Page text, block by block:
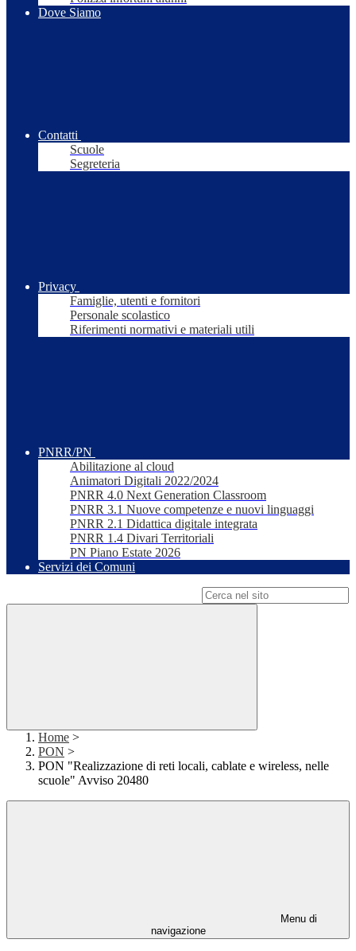
Dove Siamo
Contatti
Scuole
Segreteria
Privacy
Famiglie, utenti e fornitori
Personale scolastico
Riferimenti normativi e materiali utili
PNRR/PN
Abilitazione al cloud
Animatori Digitali 2022/2024
PNRR 4.0 Next Generation Classroom
PNRR 3.1 Nuove competenze e nuovi linguaggi
PNRR 2.1 Didattica digitale integrata
PNRR 1.4 Divari Territoriali
PN Piano Estate 2026
Servizi dei Comuni
Home >
PON >
PON "Realizzazione di reti locali, cablate e wireless, nelle
scuole" Avviso 20480
Menu di
navigazione